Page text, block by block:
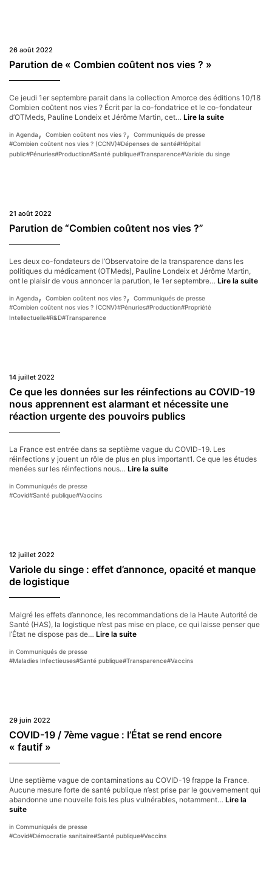
26 août 2022
Parution de « Combien coûtent nos vies ? »
Ce jeudi 1er septembre parait dans la collection Amorce des éditions 10/18
Combien coûtent nos vies ? Écrit par la co-fondatrice et le co-fondateur
d’OTMeds, Pauline Londeix et Jérôme Martin, cet… Lire la suiteParution
nos
Agenda , Combien coûtent nos vies ?,
Communiqués de presse
#Combien coûtent nos vies ? (CCNV)#Dépenses de santé#Hôpital
public#Pénuries#Production#Santé publique#Transparence#Variole du singe
21 août 2022
Parution de “Combien coûtent nos vies ?”
Les deux co-fondateurs de l’Observatoire de la transparence dans les
politiques du médicament (OTMeds), Pauline Londeix et Jérôme Martin,
ont le plaisir de vous annoncer la parution, le 1er septembre… Lire la suite
Agenda , Combien coûtent nos vies ?,
Communiqués de presse
#Combien coûtent nos vies ? (CCNV)#Pénuries#Production#Propriété
Intellectuelle#R&D#Transparence
14 juillet 2022
Ce que les données sur les réinfections au COVID-19
nous apprennent est alarmant et nécessite une
réaction urgente des pouvoirs publics
La France est entrée dans sa septième vague du COVID-19. Les
réinfections y jouent un rôle de plus en plus important1. Ce que les études
menées sur les réinfections nous… Lire la suiteCe
apprennent
nécessite
une
pouvoirs
Communiqués de presse
#Covid#Santé publique#Vaccins
12 juillet 2022
Variole du singe : effet d’annonce, opacité et manque
de logistique
Malgré les effets d’annonce, les recommandations de la Haute Autorité de
Santé (HAS), la logistique n’est pas mise en place, ce qui laisse penser que
l’État ne dispose pas de… Lire la suiteVariole
effet
Communiqués de presse
#Maladies Infectieuses#Santé publique#Transparence#Vaccins
29 juin 2022
COVID-19 / 7ème vague : l’État se rend encore
« fautif »
Une septième vague de contaminations au COVID-19 frappe la France.
Aucune mesure forte de santé publique n’est prise par le gouvernement qui
abandonne une nouvelle fois les plus vulnérables, notamment… Lire la
suiteCOVID-
/
7ème
Communiqués de presse
#Covid#Démocratie sanitaire#Santé publique#Vaccins